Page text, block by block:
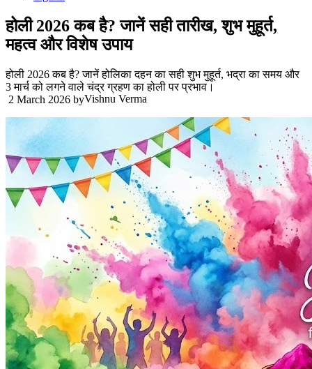
होली 2026 कब है? जानें सही तारीख, शुभ मुहूर्त,
महत्व और विशेष उपाय
होली 2026 कब है? जानें होलिका दहन का सही शुभ मुहूर्त, भद्रा का समय और
3 मार्च को लगने वाले चंद्र ग्रहण का होली पर प्रभाव।
2 March 2026 byVishnu Verma